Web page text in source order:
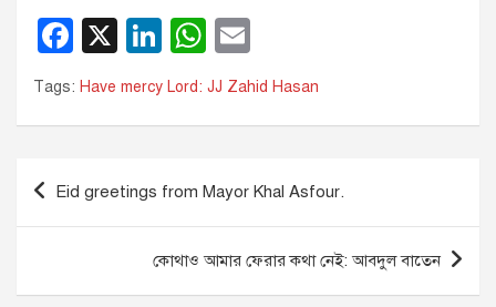
F
a
c
e
b
o
k
X
Li
n
k
e
dI
n
W
h
at
s
A
p
p
m
ail
Tags: Have mercy Lord: JJ Zahid Hasan
Post
navigation
Eid greetings from Mayor Khal Asfour.
কোথাও আমার ফেরার কথা নেই: আবদুল বাতেন